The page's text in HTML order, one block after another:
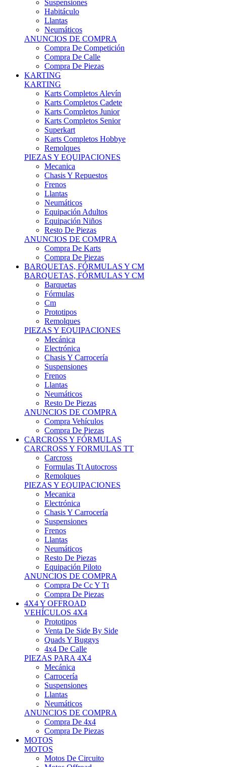
Suspensiones
Habitáculo
Llantas
Neumáticos
ANUNCIOS DE COMPRA
Compra De Competición
Compra De Calle
Compra De Piezas
KARTING
KARTING
Karts Completos Alevín
Karts Completos Cadete
Karts Completos Junior
Karts Completos Senior
Superkart
Karts Completos Hobbye
Remolques
PIEZAS Y EQUIPACIONES
Mecanica
Chasis Y Repuestos
Frenos
Llantas
Neumáticos
Equipación Adultos
Equipación Niños
Resto De Piezas
ANUNCIOS DE COMPRA
Compra De Karts
Compra De Piezas
BARQUETAS, FÓRMULAS Y CM
BARQUETAS, FÓRMULAS Y CM
Barquetas
Fórmulas
Cm
Prototipos
Remolques
PIEZAS Y EQUIPACIONES
Mecánica
Electrónica
Chasis Y Carrocería
Suspensiones
Frenos
Llantas
Neumáticos
Resto De Piezas
ANUNCIOS DE COMPRA
Compra Vehículos
Compra De Piezas
CARCROSS Y FÓRMULAS
CARCROSS Y FORMULAS TT
Carcross
Formulas Tt Autocross
Remolques
PIEZAS Y EQUIPACIONES
Mecanica
Electrónica
Chasis Y Carrocería
Suspensiones
Frenos
Llantas
Neumáticos
Resto De Piezas
Equipación Piloto
ANUNCIOS DE COMPRA
Compra De Cc Y Tt
Compra De Piezas
4X4 Y OFFROAD
VEHÍCULOS 4X4
Prototipos
Venta De Side By Side
Quads Y Buggys
4x4 De Calle
PIEZAS PARA 4X4
Mecánica
Carrocería
Suspensiones
Llantas
Neumáticos
ANUNCIOS DE COMPRA
Compra De 4x4
Compra De Piezas
MOTOS
MOTOS
Motos De Circuito